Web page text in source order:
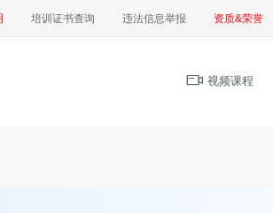
培训证书查询 违法信息举报 资质&荣誉
视频课程